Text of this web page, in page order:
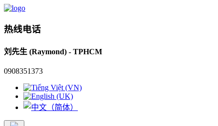
热线电话
刘先生 (Raymond) - TPHCM
0908351373